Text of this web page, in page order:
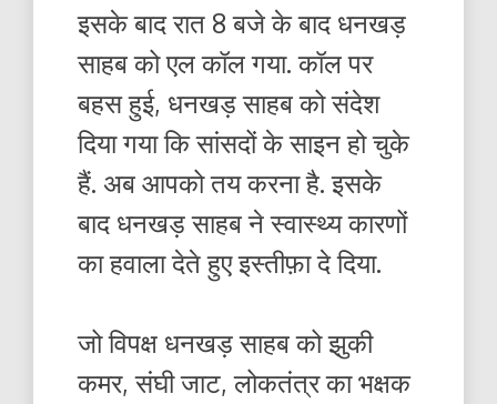
इसके बाद रात 8 बजे के बाद धनखड़
साहब को एल कॉल गया. कॉल पर
बहस हुई, धनखड़ साहब को संदेश
दिया गया कि सांसदों के साइन हो चुके
हैं. अब आपको तय करना है. इसके
बाद धनखड़ साहब ने स्वास्थ्य कारणों
का हवाला देते हुए इस्तीफ़ा दे दिया.
जो विपक्ष धनखड़ साहब को झुकी
कमर, संघी जाट, लोकतंत्र का भक्षक